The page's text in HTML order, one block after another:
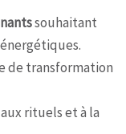
souhaitant
de transformation
rituels et à la